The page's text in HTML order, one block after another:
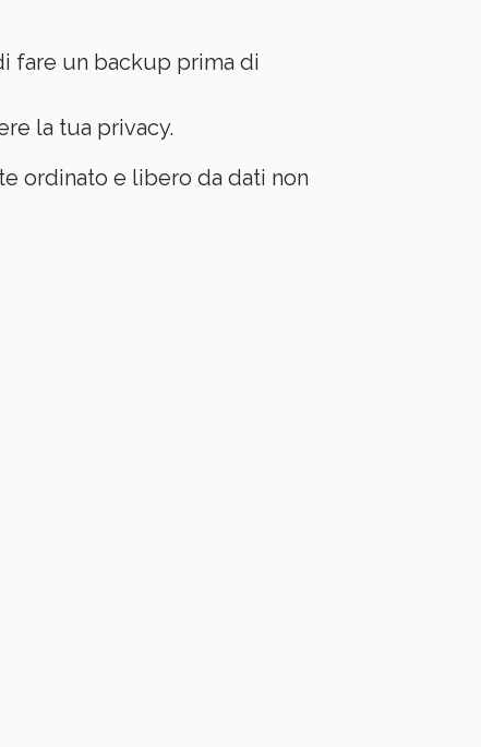
fare un backup prima di
la tua privacy.
ordinato e libero da dati non